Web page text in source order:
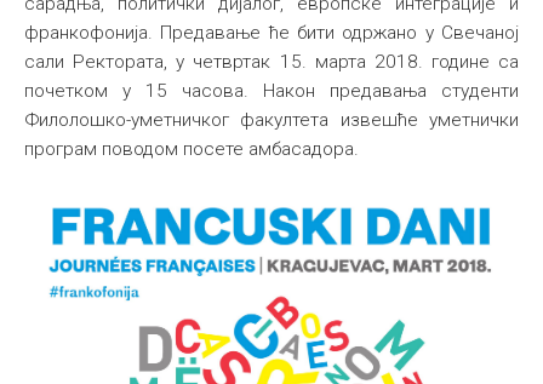
франкофонија. Предавање ће бити одржано у Свечаној
сали Ректората, у четвртак 15. марта 2018. године са
почетком у 15 часова. Након предавања студенти
Филолошко-уметничког факултета извешће уметнички
програм поводом посете амбасадора.